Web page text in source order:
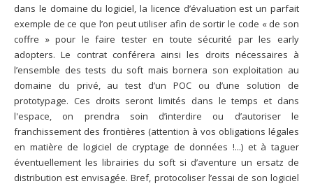
dans le domaine du logiciel, la licence d’évaluation est un parfait
exemple de ce que l’on peut utiliser afin de sortir le code « de son
coffre » pour le faire tester en toute sécurité par les early
adopters. Le contrat conférera ainsi les droits nécessaires à
l’ensemble des tests du soft mais bornera son exploitation au
domaine du privé, au test d’un POC ou d’une solution de
prototypage. Ces droits seront limités dans le temps et dans
l'espace, on prendra soin d’interdire ou d’autoriser le
franchissement des frontières (attention à vos obligations légales
en matière de logiciel de cryptage de données !...) et à taguer
éventuellement les librairies du soft si d’aventure un ersatz de
distribution est envisagée. Bref, protocoliser l’essai de son logiciel